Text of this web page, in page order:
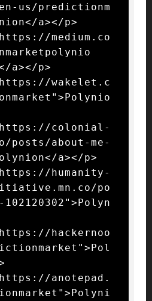
us/predictionm
a></p>
medium.co
a></p>
wakelet.c
colonial-
posts/about-me-
a></p>
humanity-
po
hackernoo
anotepad.